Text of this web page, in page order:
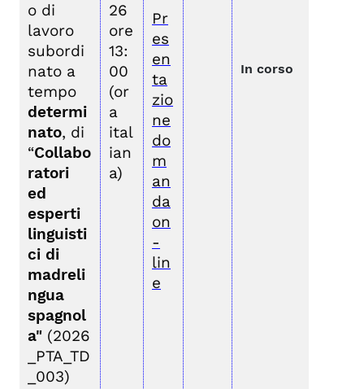
o di
lavoro
subordi
nato a
tempo
determi
nato, di
“Collabo
ratori
ed
esperti
linguisti
ci di
madreli
ngua
spagnol
a" (2026
_PTA_TD
_003)
26
ore
13:
00
(or
a
ital
ian
a)
Pr
es
en
ta
zio
ne
do
m
an
da
on
-
lin
e
In corso